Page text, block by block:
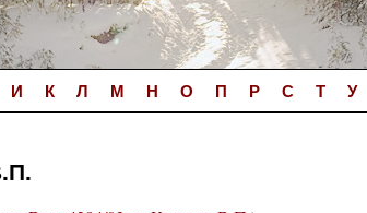
И К Л М Н О П Р С Т У